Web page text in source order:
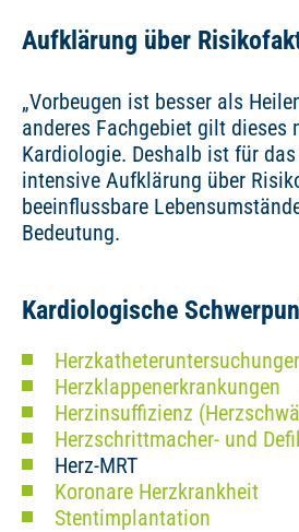
Aufklärung über
„Vorbeugen ist besser als
anderes Fachgebiet gilt dieses
Kardiologie. Deshalb ist für
intensive Aufklärung über
beeinflussbare
Bedeutung.
Kardiologische
Herzklappenerkrankungen
Herzinsuffizienz
Herzschrittmacher- und
Herz-MRT
Koronare Herzkrankheit
Stentimplantation